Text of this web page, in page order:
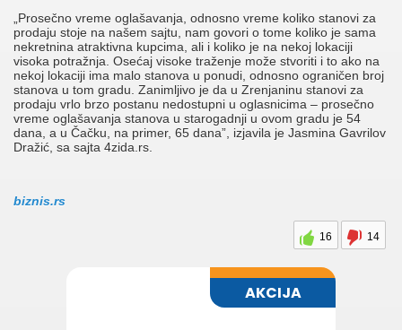
„Prosečno vreme oglašavanja, odnosno vreme koliko stanovi za
prodaju stoje na našem sajtu, nam govori o tome koliko je sama
nekretnina atraktivna kupcima, ali i koliko je na nekoj lokaciji
visoka potražnja. Osećaj visoke traženje može stvoriti i to ako na
nekoj lokaciji ima malo stanova u ponudi, odnosno ograničen broj
stanova u tom gradu. Zanimljivo je da u Zrenjaninu stanovi za
prodaju vrlo brzo postanu nedostupni u oglasnicima – prosečno
vreme oglašavanja stanova u starogadnji u ovom gradu je 54
dana, a u Čačku, na primer, 65 dana”, izjavila je Jasmina Gavrilov
Dražić, sa sajta 4zida.rs.
biznis.rs
16 14